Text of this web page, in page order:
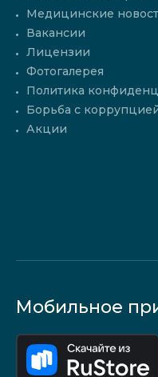
Медицинские
Вакансии
Лицензии
Фотогалерея
Политика
Борьба с
Акции
Мобильное